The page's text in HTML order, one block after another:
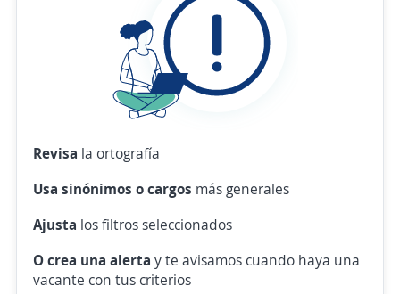
Revisa la ortografía
Usa sinónimos o cargos más generales
Ajusta los filtros seleccionados
O crea una alerta y te avisamos cuando haya una
vacante con tus criterios